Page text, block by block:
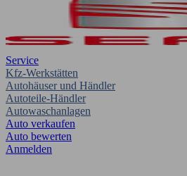
Service
Kfz-Werkstätten
Autohäuser und Händler
Autoteile-Händler
Autowaschanlagen
Auto verkaufen
Auto bewerten
Anmelden